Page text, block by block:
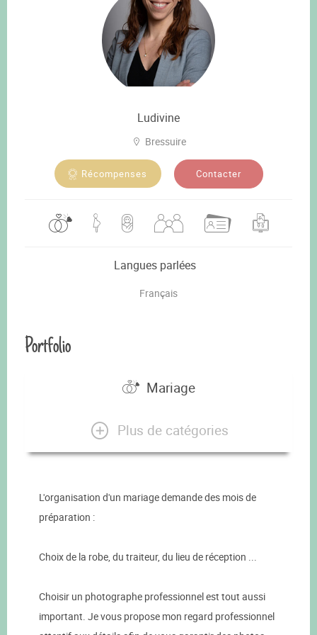
Ludivine
Bressuire
Récompenses Contacter
Langues parlées
Français
Portfolio
Mariage
Plus de catégories
L'organisation d'un mariage demande des mois de
préparation :
Choix de la robe, du traiteur, du lieu de réception ...
Choisir un photographe professionnel est tout aussi
important. Je vous propose mon regard professionnel